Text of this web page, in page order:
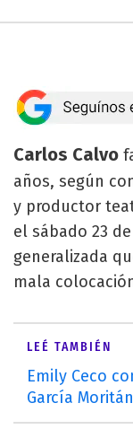
Carlos Calvo
años, según
y productor
el sábado 23
generalizada
mala
LEÉ TAMBIÉN
Emily Ceco
García